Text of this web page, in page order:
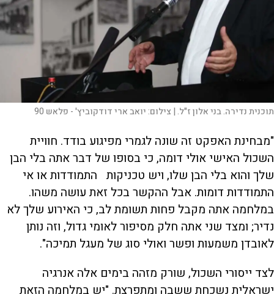
תוכנית נדירה. בני אלון ז"ל. | צילום:יואב ארי דודקוביץ' - פלאש 90
"מבחינת האפקט זה שונה לגמרי מפיגוע בודד. חוויית
השכול האישי אולי דומה, כי בסופו של דבר אתה בלי הבן
שלך והוא בלי הבן שלו, ויש טכניקות התמודדות או אי
התמודדות דומות. אבל ההקשר בכל זאת עושה משהו.
במלחמה אתה מקבל פחות תשומת לב, כי האירוע שלך לא
נדיר; ומצד שני אתה חלק מסיפור לאומי גדול, וזה נותן
לאובדן משמעות ופשר ואולי סוג של מעגל תמיכה".
לצד ייסורי השכול, שורק מזהה בימים אלה אנרגיה
ישראלית נשכחת ששבה ומתפרצת. "יש במלחמה הזאת